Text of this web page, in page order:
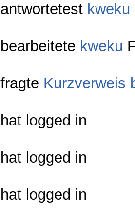
antwortetest kweku
bearbeitete kweku
fragte Kurzverweis
hat logged in
hat logged in
hat logged in